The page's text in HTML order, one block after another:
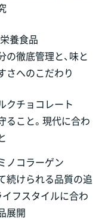
養食品
の徹底管理と、味と
さへのこだわり
クチョコレート
ること。現代に合わ
ノコラーゲン
続けられる品質の追
イフスタイルに合わ
展開